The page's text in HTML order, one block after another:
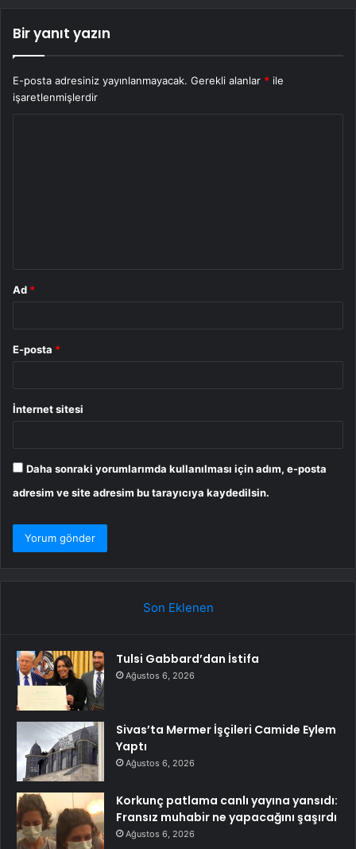
Bir yanıt yazın
E-posta adresiniz yayınlanmayacak. Gerekli alanlar * ile
işaretlenmişlerdir
Ad *
E-posta *
İnternet sitesi
Daha sonraki yorumlarımda kullanılması için adım, e-posta
adresim ve site adresim bu tarayıcıya kaydedilsin.
Son Eklenen
Tulsi Gabbard’dan İstifa
Ağustos 6, 2026
Sivas’ta Mermer İşçileri Camide Eylem
Yaptı
Ağustos 6, 2026
Korkunç patlama canlı yayına yansıdı:
Fransız muhabir ne yapacağını şaşırdı
Ağustos 6, 2026